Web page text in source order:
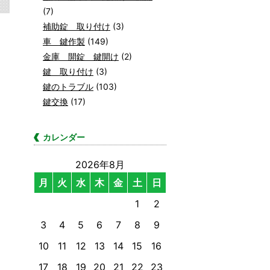
(7)
補助錠 取り付け (3)
車 鍵作製 (149)
金庫 開錠 鍵開け (2)
鍵 取り付け (3)
鍵のトラブル (103)
鍵交換 (17)
カレンダー
2026年8月
月
火 水 木 金 土
日
1
2
3
4 5 6 7 8
9
10
11 12 13 14 15
16
17
18 19 20 21 22
23